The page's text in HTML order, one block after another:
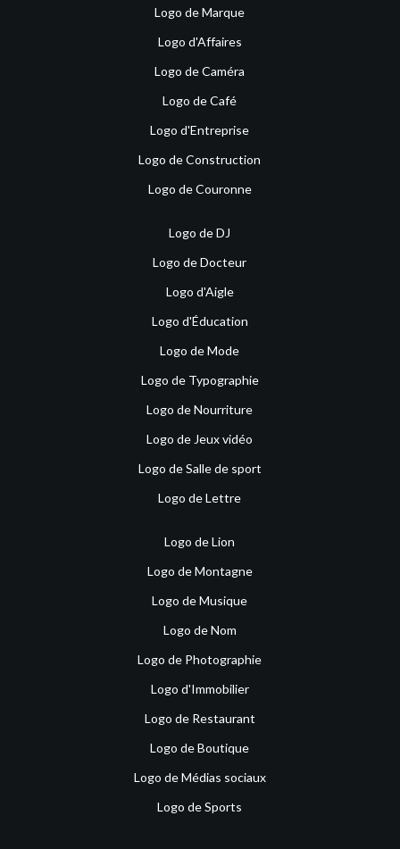
Logo de Marque
Logo d'Affaires
Logo de Caméra
Logo de Café
Logo d'Entreprise
Logo de Construction
Logo de Couronne
Logo de DJ
Logo de Docteur
Logo d'Aigle
Logo d'Éducation
Logo de Mode
Logo de Typographie
Logo de Nourriture
Logo de Jeux vidéo
Logo de Salle de sport
Logo de Lettre
Logo de Lion
Logo de Montagne
Logo de Musique
Logo de Nom
Logo de Photographie
Logo d'Immobilier
Logo de Restaurant
Logo de Boutique
Logo de Médias sociaux
Logo de Sports